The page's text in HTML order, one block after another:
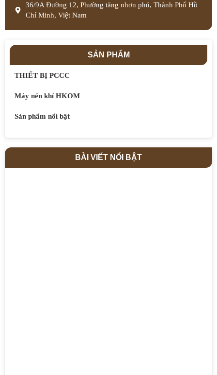
36/9A Đường 12, Phường tăng nhơn phú, Thành Phố Hồ
Chí Minh, Việt Nam
SẢN PHẨM
THIẾT BỊ PCCC
Máy nén khí HKOM
Sản phẩm nổi bật
BÀI VIẾT NỔI BẬT